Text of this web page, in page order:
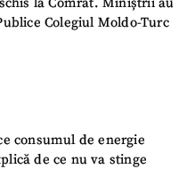
la Comrat. Miniștrii au
Colegiul Moldo-Turc
consumul de energie
de ce nu va stinge